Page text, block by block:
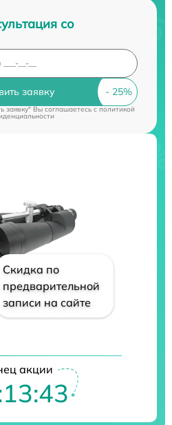
со
заявку
заявку" Вы соглашаетесь cполитикой
Скидка по
предварительной
записи на сайте
акции